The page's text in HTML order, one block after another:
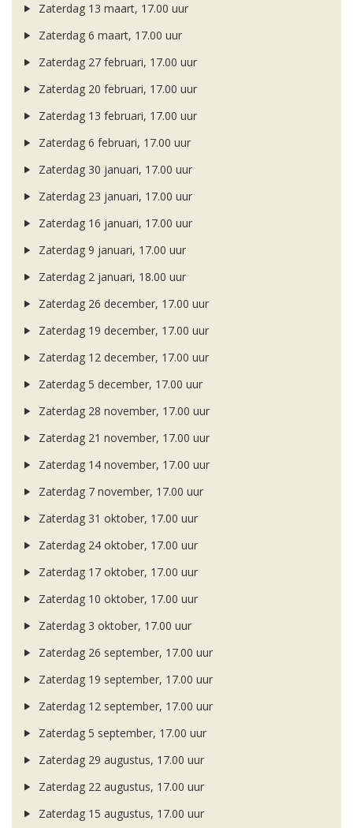
Zaterdag 13 maart, 17.00 uur
Zaterdag 6 maart, 17.00 uur
Zaterdag 27 februari, 17.00 uur
Zaterdag 20 februari, 17.00 uur
Zaterdag 13 februari, 17.00 uur
Zaterdag 6 februari, 17.00 uur
Zaterdag 30 januari, 17.00 uur
Zaterdag 23 januari, 17.00 uur
Zaterdag 16 januari, 17.00 uur
Zaterdag 9 januari, 17.00 uur
Zaterdag 2 januari, 18.00 uur
Zaterdag 26 december, 17.00 uur
Zaterdag 19 december, 17.00 uur
Zaterdag 12 december, 17.00 uur
Zaterdag 5 december, 17.00 uur
Zaterdag 28 november, 17.00 uur
Zaterdag 21 november, 17.00 uur
Zaterdag 14 november, 17.00 uur
Zaterdag 7 november, 17.00 uur
Zaterdag 31 oktober, 17.00 uur
Zaterdag 24 oktober, 17.00 uur
Zaterdag 17 oktober, 17.00 uur
Zaterdag 10 oktober, 17.00 uur
Zaterdag 3 oktober, 17.00 uur
Zaterdag 26 september, 17.00 uur
Zaterdag 19 september, 17.00 uur
Zaterdag 12 september, 17.00 uur
Zaterdag 5 september, 17.00 uur
Zaterdag 29 augustus, 17.00 uur
Zaterdag 22 augustus, 17.00 uur
Zaterdag 15 augustus, 17.00 uur